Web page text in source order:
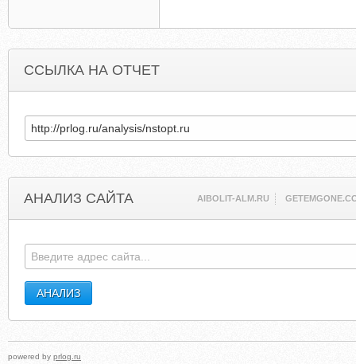
ССЫЛКА НА ОТЧЕТ
АНАЛИЗ САЙТА AIBOLIT-ALM.RU
powered by prlog.ru